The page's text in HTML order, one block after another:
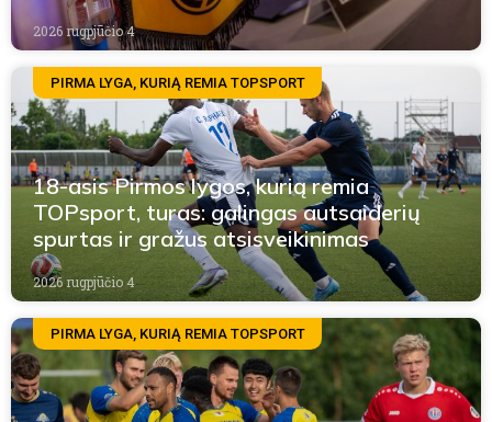
2026 rugpjūčio 4
PIRMA LYGA, KURIĄ REMIA TOPSPORT
18-asis Pirmos lygos, kurią remia
TOPsport, turas: galingas autsaiderių
spurtas ir gražus atsisveikinimas
2026 rugpjūčio 4
PIRMA LYGA, KURIĄ REMIA TOPSPORT